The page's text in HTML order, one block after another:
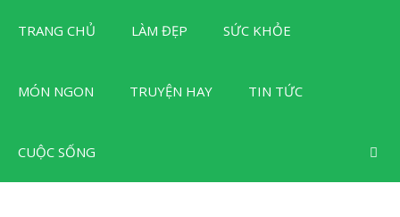
đến
dung
TRANG CHỦ LÀM ĐẸP SỨC KHỎE
MÓN NGON TRUYỆN HAY TIN TỨC
CUỘC SỐNG